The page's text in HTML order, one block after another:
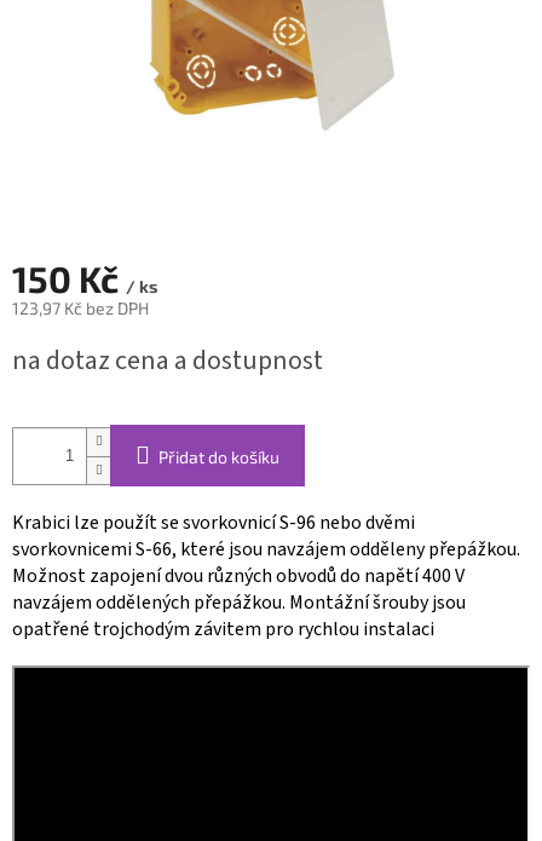
150 Kč / ks
123,97 Kč bez DPH
cena:
na dotaz cena a dostupnost
Přidat do košíku
Krabici lze použít se svorkovnicí S-96 nebo dvěmi
svorkovnicemi S-66, které jsou navzájem odděleny přepážkou.
Možnost zapojení dvou různých obvodů do napětí 400 V
navzájem oddělených přepážkou. Montážní šrouby jsou
opatřené trojchodým závitem pro rychlou instalaci